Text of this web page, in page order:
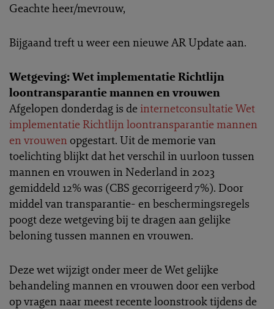
Geachte heer/mevrouw,
Bijgaand treft u weer een nieuwe AR Update aan.
Wetgeving: Wet implementatie Richtlijn
loontransparantie mannen en vrouwen
Afgelopen donderdag is de internetconsultatie Wet
implementatie Richtlijn loontransparantie mannen
en vrouwenopgestart. Uit de memorie van
toelichting blijkt dat het verschil in uurloon tussen
mannen en vrouwen in Nederland in 2023
gemiddeld 12% was (CBS gecorrigeerd 7%). Door
middel van transparantie- en beschermingsregels
poogt deze wetgeving bij te dragen aan gelijke
beloning tussen mannen en vrouwen.
Deze wet wijzigt onder meer de Wet gelijke
behandeling mannen en vrouwen door een verbod
op vragen naar meest recente loonstrook tijdens de